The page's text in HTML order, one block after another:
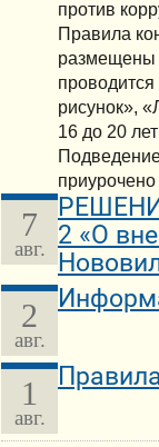
против
Правила
размещены
рисунок»,
16 до 20
7
авг.
2 «О
2
авг.
1
авг.